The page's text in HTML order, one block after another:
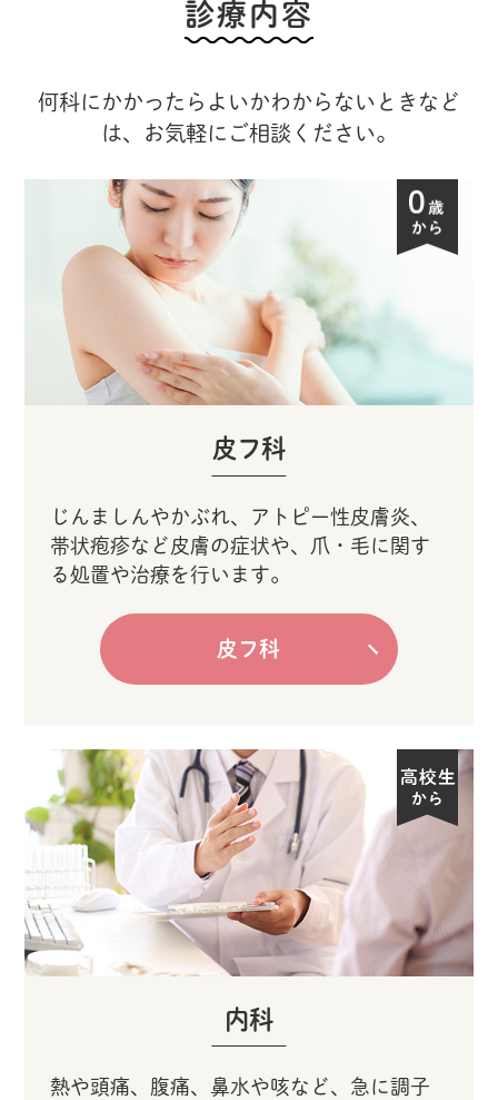
診療内容
何科にかかったらよいかわからないときなど
は、お気軽にご相談ください。
皮フ科
じんましんやかぶれ、アトピー性皮膚炎、
帯状疱疹など皮膚の症状や、爪・毛に関す
る処置や治療を行います。
皮フ科
内科
熱や頭痛、腹痛、鼻水や咳など、急に調子